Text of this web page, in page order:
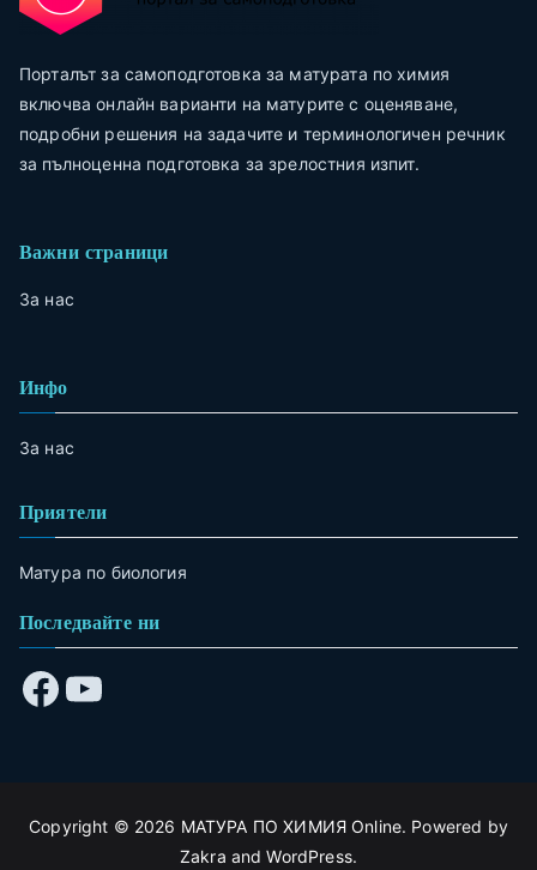
Порталът за самоподготовка за матурата по химия
включва онлайн варианти на матурите с оценяване,
подробни решения на задачите и терминологичен речник
за пълноценна подготовка за зрелостния изпит.
Важни страници
За нас
Инфо
За нас
Приятели
Матура по биология
Последвайте ни
Copyright © 2026 МАТУРА ПО ХИМИЯ Online. Powered by
Zakra andWordPress.